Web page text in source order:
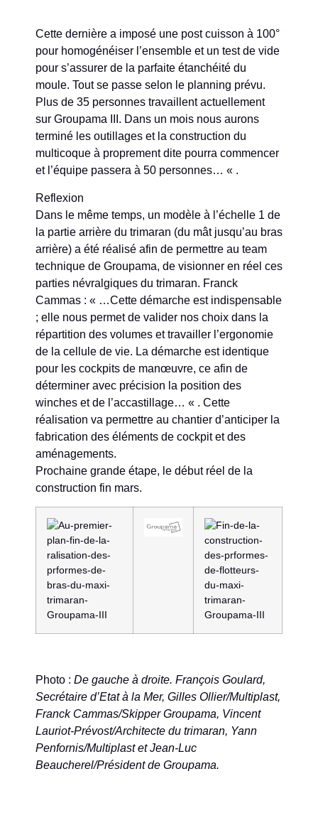
Cette dernière a imposé une post cuisson à 100°
pour homogénéiser l’ensemble et un test de vide
pour s’assurer de la parfaite étanchéité du
moule. Tout se passe selon le planning prévu.
Plus de 35 personnes travaillent actuellement
sur Groupama III. Dans un mois nous aurons
terminé les outillages et la construction du
multicoque à proprement dite pourra commencer
et l’équipe passera à 50 personnes… « .
Reflexion
Dans le même temps, un modèle à l’échelle 1 de
la partie arrière du trimaran (du mât jusqu’au bras
arrière) a été réalisé afin de permettre au team
technique de Groupama, de visionner en réel ces
parties névralgiques du trimaran. Franck
Cammas : « …Cette démarche est indispensable
; elle nous permet de valider nos choix dans la
répartition des volumes et travailler l’ergonomie
de la cellule de vie. La démarche est identique
pour les cockpits de manœuvre, ce afin de
déterminer avec précision la position des
winches et de l’accastillage… « . Cette
réalisation va permettre au chantier d’anticiper la
fabrication des éléments de cockpit et des
aménagements.
Prochaine grande étape, le début réel de la
construction fin mars.
Photo : De gauche à droite. François Goulard,
Secrétaire d’Etat à la Mer, Gilles Ollier/Multiplast,
Franck Cammas/Skipper Groupama, Vincent
Lauriot-Prévost/Architecte du trimaran, Yann
Penfornis/Multiplast et Jean-Luc
Beaucherel/Président de Groupama.